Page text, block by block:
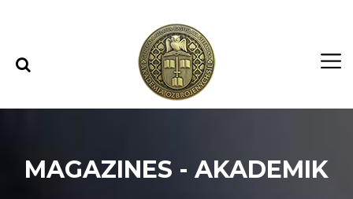
MAGAZINES - AKADEMIK